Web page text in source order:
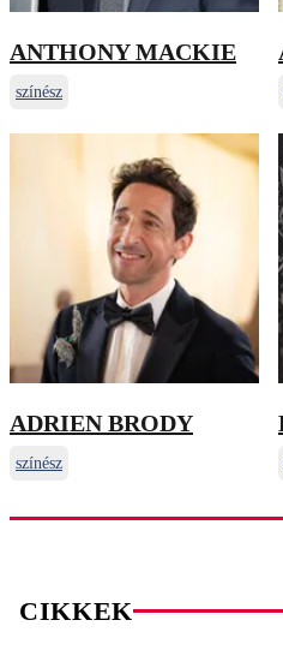
ANTHONY MACKIE
színész
ADRIEN BRODY
színész
CIKKEK